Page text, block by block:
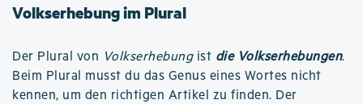
Volkserhebung im Plural
Der Plural von Volkserhebungist die Volkserhebungen.
Beim Plural musst du das Genus eines Wortes nicht
kennen, um den richtigen Artikel zu finden. Der